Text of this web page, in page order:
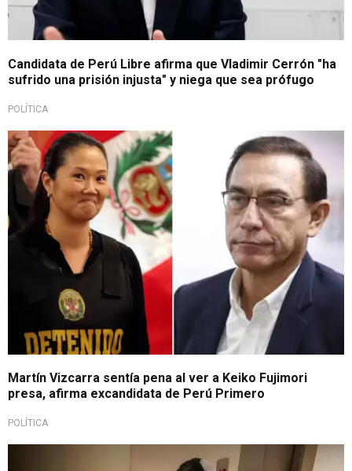
Candidata de Perú Libre afirma que Vladimir Cerrón "ha
sufrido una prisión injusta" y niega que sea prófugo
POLÍTICA
Reveló sus secretos
Martín Vizcarra sentía pena al ver a Keiko Fujimori
presa, afirma excandidata de Perú Primero
POLÍTICA